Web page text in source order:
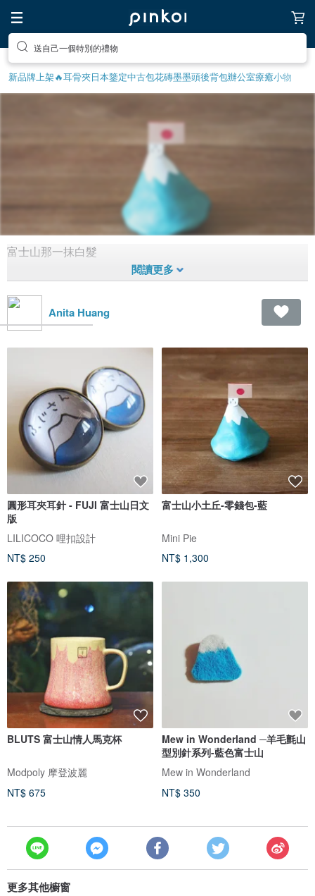
送自己一個特別的禮物
新品牌上架🔥耳骨夾日本鑒定中古包花磚墨墨頭後背包辦公室療癒小物
1,792
富士山那一抹白髮
Anita Huang
圓形耳夾耳針 - FUJI 富士山日文
版
LILICOCO 哩扣設計
NT$ 250
富士山小土丘-零錢包-藍
Mini Pie
NT$ 1,300
BLUTS 富士山情人馬克杯
Modpoly 摩登波麗
NT$ 675
Mew in Wonderland ─羊毛氈山
型別針系列-藍色富士山
Mew in Wonderland
NT$ 350
更多其他櫥窗